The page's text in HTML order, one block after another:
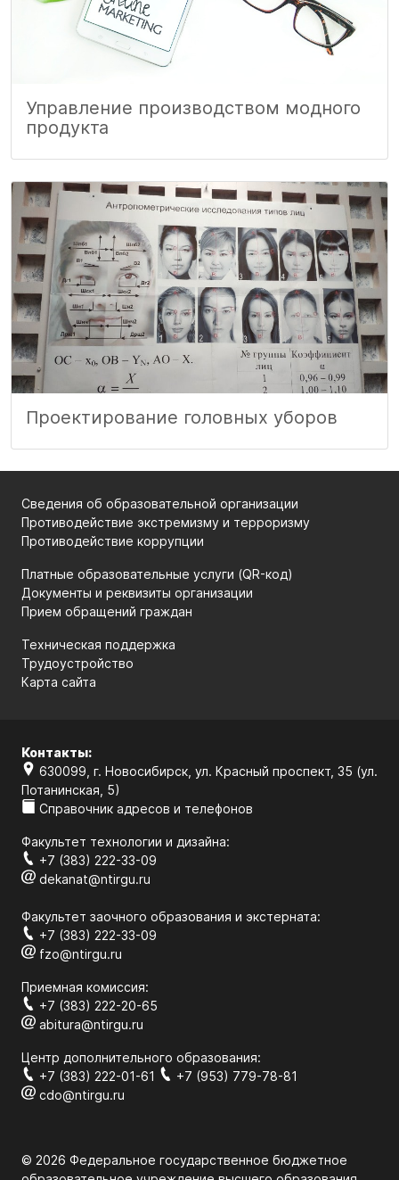
Управление производством модного
продукта
Проектирование головных уборов
Сведения об образовательной организации
Противодействие экстремизму и терроризму
Противодействие коррупции
Платные образовательные услуги (QR-код)
Документы и реквизиты организации
Прием обращений граждан
Техническая поддержка
Трудоустройство
Карта сайта
Контакты:
630099, г. Новосибирск, ул. Красный проспект, 35 (ул.
Потанинская, 5)
Справочник адресов и телефонов
Факультет технологии и дизайна:
+7 (383) 222-33-09
dekanat@ntirgu.ru
Факультет заочного образования и экстерната:
+7 (383) 222-33-09
fzo@ntirgu.ru
Приемная комиссия:
+7 (383) 222-20-65
abitura@ntirgu.ru
Центр дополнительного образования:
+7 (383) 222-01-61
+7 (953) 779-78-81
cdo@ntirgu.ru
© 2026 Федеральное государственное бюджетное